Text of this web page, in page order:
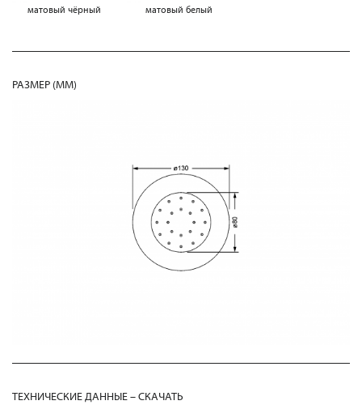
матовый чёрный матовый белый
РАЗМЕР (MM)
ТЕХНИЧЕСКИЕ ДАННЫЕ – СКАЧАТЬ